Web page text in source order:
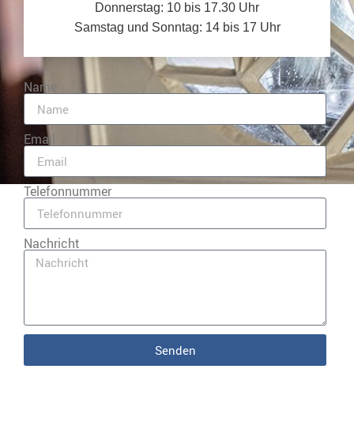
Donnerstag: 10 bis 17.30 Uhr
Samstag und Sonntag: 14 bis 17 Uhr
Name
Email
Telefonnummer
Nachricht
Senden